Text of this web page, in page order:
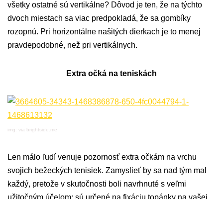
všetky ostatné sú vertikálne? Dôvod je ten, že na týchto
dvoch miestach sa viac predpokladá, že sa gombíky
rozopnú. Pri horizontálne našitých dierkach je to menej
pravdepodobné, než pri vertikálnych.
Extra očká na teniskách
img: via brightside.me
Len málo ľudí venuje pozornosť extra očkám na vrchu
svojich bežeckých tenisiek. Zamyslieť by sa nad tým mal
každý, pretože v skutočnosti boli navrhnuté s veľmi